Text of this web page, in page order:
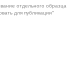
отдельного
для публикации"